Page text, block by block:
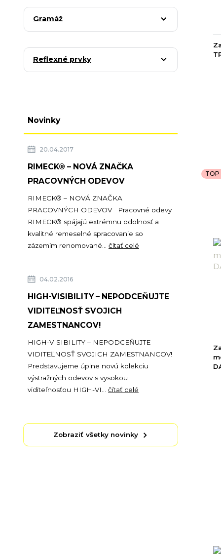
TOP
Gramáž
Reflexné prvky
Novinky
20.04.2017
RIMECK® – NOVÁ ZNAČKA
PRACOVNÝCH ODEVOV
RIMECK® – NOVÁ ZNAČKA
PRACOVNÝCH ODEVOV Pracovné odevy
RIMECK® spájajú extrémnu odolnosť a
kvalitné remeselné spracovanie so
zázemím renomované... čítať celé
04.02.2016
HIGH-VISIBILITY – NEPODCEŇUJTE
VIDITEĽNOSŤ SVOJICH
ZAMESTNANCOV!
HIGH-VISIBILITY – NEPODCEŇUJTE
VIDITEĽNOSŤ SVOJICH ZAMESTNANCOV!
Predstavujeme úplne novú kolekciu
výstražných odevov s vysokou
viditeľnosťou HIGH-VI... čítať celé
Zobraziť všetky novinky